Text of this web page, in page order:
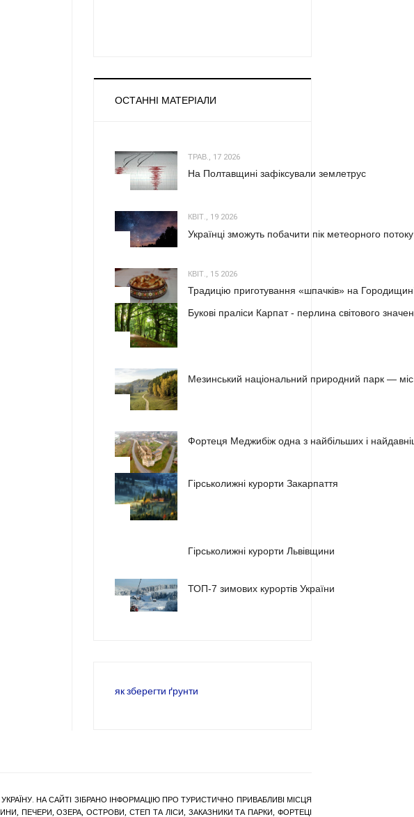
ОСТАННІ МАТЕРІАЛИ
ТРАВ., 17 2026
На Полтавщині зафіксували землетрус
КВІТ., 19 2026
Українці зможуть побачити пік метеорного
КВІТ., 15 2026
Традицію приготування «шпачків» на
Букові праліси Карпат - перлина світового
Мезинський національний природний парк —
Фортеця Меджибіж одна з найбільших і
Гірськолижні курорти Закарпаття
Гірськолижні курорти Львівщини
ТОП-7 зимових курортів України
як зберегти ґрунти
НА САЙТІ ЗІБРАНО ІНФОРМАЦІЮ ПРО ТУРИСТИЧНО ПРИВАБЛИВІ МІСЦЯ
ПЕЧЕРИ, ОЗЕРА, ОСТРОВИ, СТЕП ТА ЛІСИ, ЗАКАЗНИКИ ТА ПАРКИ, ФОРТЕЦІ